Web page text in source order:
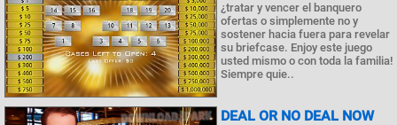
¿tratar y vencer el banquero
ofertas o simplemente no y
sostener hacia fuera para revelar
su briefcase. Enjoy este juego
usted mismo o con toda la familia!
Siempre quie..
DEAL OR NO DEAL NOW